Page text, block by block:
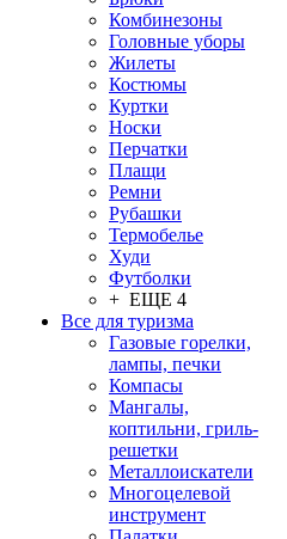
Комбинезоны
Головные уборы
Жилеты
Костюмы
Куртки
Носки
Перчатки
Плащи
Ремни
Рубашки
Термобелье
Худи
Футболки
+ ЕЩЕ 4
Все для туризма
Газовые горелки,
лампы, печки
Компасы
Мангалы,
коптильни, гриль-
решетки
Металлоискатели
Многоцелевой
инструмент